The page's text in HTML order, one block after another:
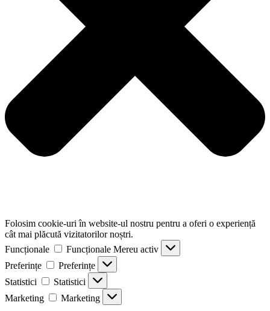
Folosim cookie-uri în website-ul nostru pentru a oferi o experiență
cât mai plăcută vizitatorilor noștri.
Funcționale
Funcționale Mereu activ
Preferințe
Preferințe
Statistici
Statistici
Marketing
Marketing